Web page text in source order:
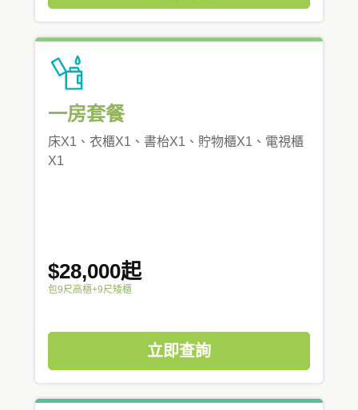
一房套餐
床X1、衣櫃X1、書枱X1、貯物櫃X1、電視櫃
X1
$28,000起
包9尺高櫃+9尺矮櫃
立即查詢